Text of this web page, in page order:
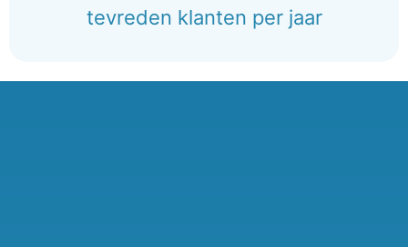
tevreden klanten per jaar